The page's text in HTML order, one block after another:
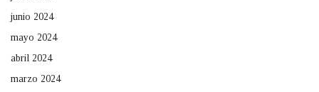
junio 2024
mayo 2024
abril 2024
marzo 2024